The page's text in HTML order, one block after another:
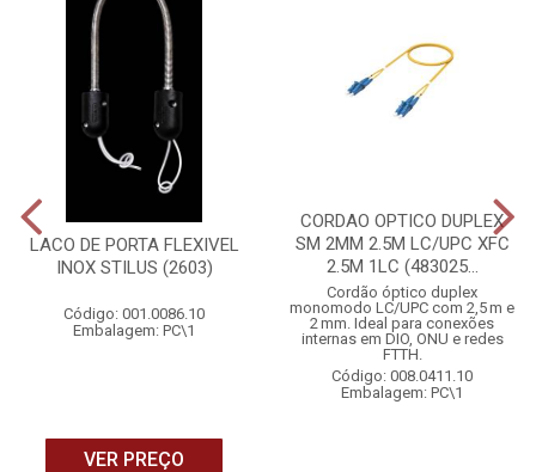
LACO DE PORTA FLEXIVEL
INOX STILUS (2603)
Código: 001.0086.10
Embalagem: PC\1
VER PREÇO
CORDAO OPTICO DUPLEX
SM 2MM 2.5M LC/UPC XFC
2.5M 1LC (483025...
Cordão óptico duplex
monomodo LC/UPC com 2,5 m e
2 mm. Ideal para conexões
internas em DIO, ONU e redes
FTTH.
Código: 008.0411.10
Embalagem: PC\1